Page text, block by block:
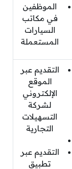
الموظفين
في مكاتب
السيارات
المستعملة
التقديم عبر
الموقع
الإلكتروني
لشركة
التسهيلات
التجارية
التقديم عبر
تطبيق